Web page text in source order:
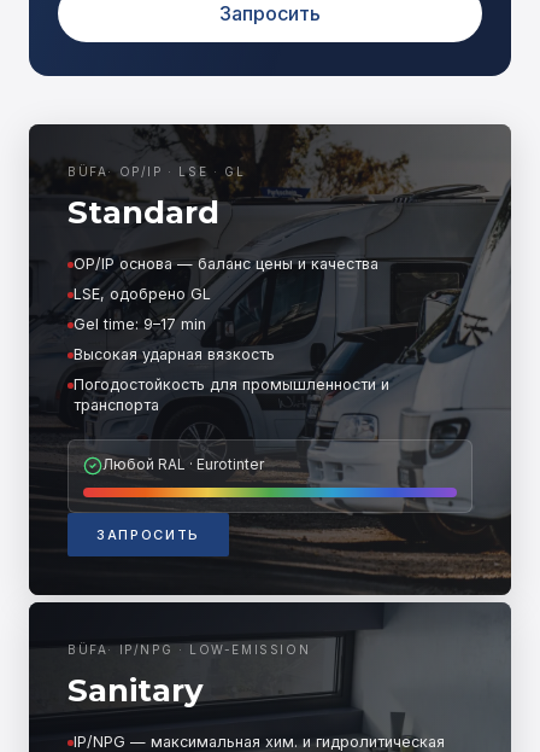
Запросить
BÜFA· OP/IP · LSE · GL
Standard
OP/IP основа — баланс цены и качества
LSE, одобрено GL
Gel time: 9–17 min
Высокая ударная вязкость
Погодостойкость для промышленности и
транспорта
Любой RAL · Eurotinter
ЗАПРОСИТЬ
BÜFA·IP/NPG · LOW-EMISSION
Sanitary
IP/NPG — максимальная хим. и гидролитическая